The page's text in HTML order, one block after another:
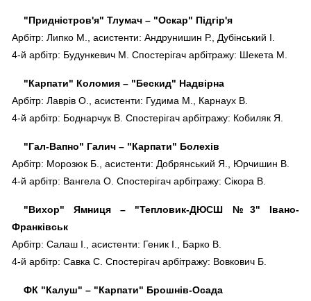
"Придністров'я" Тлумач – "Оскар" Підгір'я
Арбітр: Липко М., асистенти: Андрунишин Р., Дубінський І.
4-й арбітр: Будункевич М. Спостерігач арбітражу: Шекета М.
"Карпати" Коломия – "Бескид" Надвірна
Арбітр: Лаврів О., асистенти: Гудима М., Карнаух В.
4-й арбітр: Боднарчук В. Спостерігач арбітражу: Кобиляк Я.
"Гал-Вапно" Галич – "Карпати" Болехів
Арбітр: Морозюк Б., асистенти: Добрянський Я., Юрчишин В.
4-й арбітр: Вангела О. Спостерігач арбітражу: Сікора В.
"Вихор" Ямниця – "Тепловик-ДЮСШ №3" Івано-
Франківськ
Арбітр: Салаш І., асистенти: Геник І., Барко В.
4-й арбітр: Савка С. Спостерігач арбітражу: Вовкович Б.
ФК "Калуш" – "Карпати" Брошнів-Осада